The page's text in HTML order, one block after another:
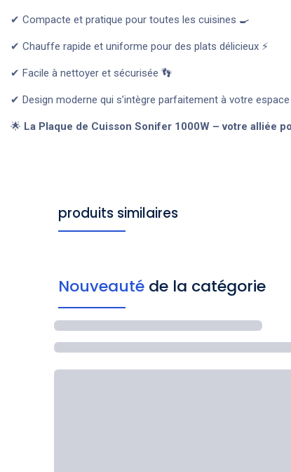
✔ Compacte et pratique pour toutes les cuisines 🍳
✔ Chauffe rapide et uniforme pour des plats délicieux ⚡
✔ Facile à nettoyer et sécurisée 👣
✔ Design moderne qui s’intègre parfaitement à votre
🌟 La Plaque de Cuisson Sonifer 1000W – votre alliée
produits similaires
Nouveauté de la catégorie